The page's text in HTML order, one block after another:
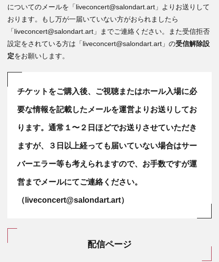
についてのメールを「liveconcert@salondart.art」よりお送りして
おります。もし万が一届いていない方がおられましたら
「liveconcert@salondart.art」までご連絡ください。また受信拒否
設定をされている方は「liveconcert@salondart.art」の受信解除設
定をお願いします。
チケットをご購入後、ご視聴またはホール入場に必
要な情報を記載したメールを運営よりお送りしてお
ります。通常１〜２日ほどでお送りさせていただき
ますが、３日以上経っても届いていない場合はサー
バーエラー等も考えられますので、お手数ですが運
営までメールにてご連絡ください。
（liveconcert@salondart.art）
配信ページ